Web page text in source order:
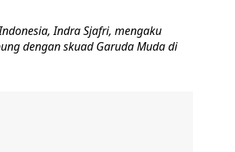
Indonesia, Indra Sjafri, mengaku
dengan skuad Garuda Muda di